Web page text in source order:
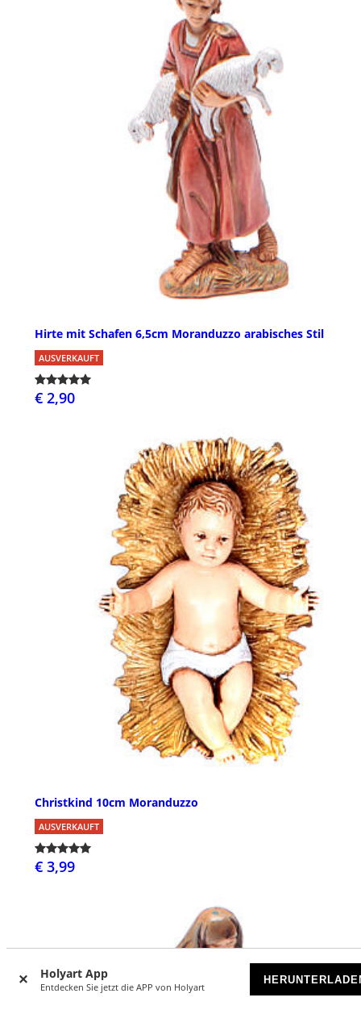
Holyart App
Entdecken Sie jetzt die APP von Holyart
Hirte mit Schafen 6,5cm Moranduzzo arabisches Stil
AUSVERKAUFT
€ 2,90
Christkind 10cm Moranduzzo
AUSVERKAUFT
€ 3,99